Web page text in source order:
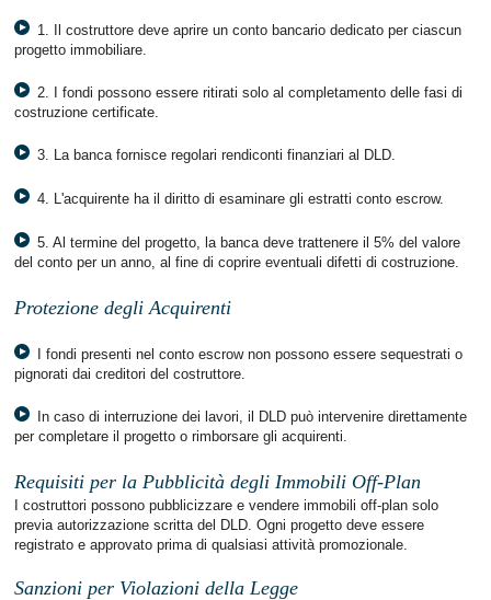
1. Il costruttore deve aprire un conto bancario dedicato per ciascun
progetto immobiliare.
2. I fondi possono essere ritirati solo al completamento delle fasi di
costruzione certificate.
3. La banca fornisce regolari rendiconti finanziari al DLD.
4. L'acquirente ha il diritto di esaminare gli estratti conto escrow.
5. Al termine del progetto, la banca deve trattenere il 5% del valore
del conto per un anno, al fine di coprire eventuali difetti di costruzione.
Protezione degli Acquirenti
I fondi presenti nel conto escrow non possono essere sequestrati o
pignorati dai creditori del costruttore.
In caso di interruzione dei lavori, il DLD può intervenire direttamente
per completare il progetto o rimborsare gli acquirenti.
Requisiti per la Pubblicità degli Immobili Off-Plan
I costruttori possono pubblicizzare e vendere immobili off-plan solo
previa autorizzazione scritta del DLD. Ogni progetto deve essere
registrato e approvato prima di qualsiasi attività promozionale.
Sanzioni per Violazioni della Legge